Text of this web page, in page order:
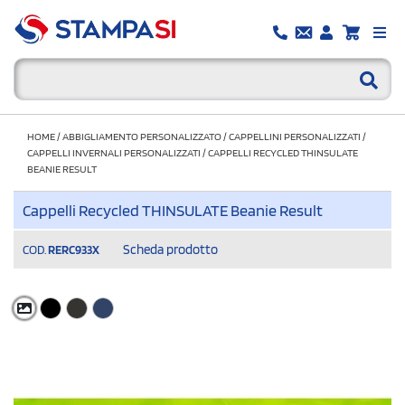
HOME/ABBIGLIAMENTO PERSONALIZZATO/CAPPELLINI PERSONALIZZATI /
CAPPELLI INVERNALI PERSONALIZZATI /CAPPELLI RECYCLED THINSULATE
BEANIE RESULT
Cappelli Recycled THINSULATE Beanie Result
COD. RERC933X Scheda prodotto